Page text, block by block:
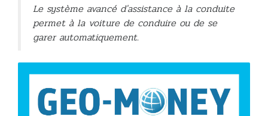
Le système avancé d'assistance à la conduite
permet à la voiture de conduire ou de se
garer automatiquement.